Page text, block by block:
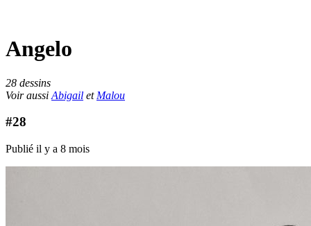
Angelo
28 dessins
Voir aussi Abigail et Malou
#28
Publié il y a 8 mois